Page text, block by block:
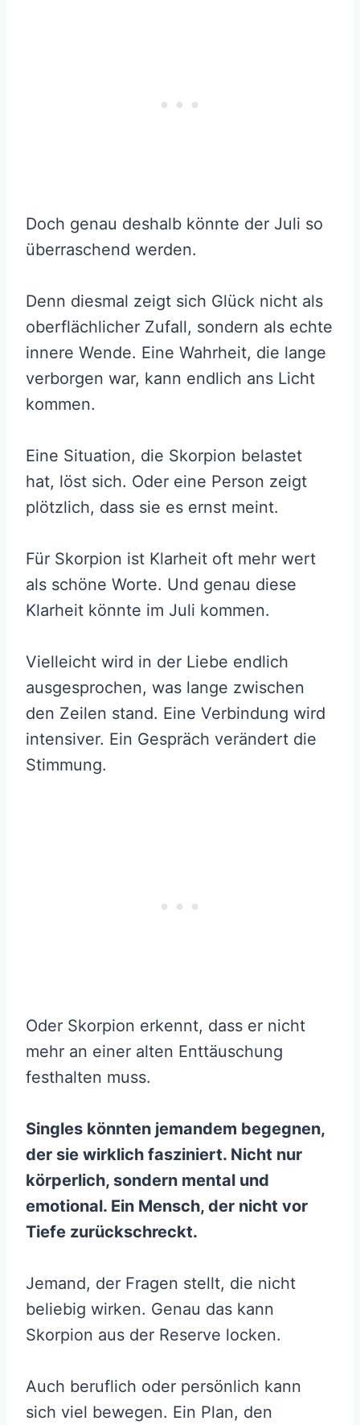
Doch genau deshalb könnte der Juli so
überraschend werden.
Denn diesmal zeigt sich Glück nicht als
oberflächlicher Zufall, sondern als echte
innere Wende. Eine Wahrheit, die lange
verborgen war, kann endlich ans Licht
kommen.
Eine Situation, die Skorpion belastet
hat, löst sich. Oder eine Person zeigt
plötzlich, dass sie es ernst meint.
Für Skorpion ist Klarheit oft mehr wert
als schöne Worte. Und genau diese
Klarheit könnte im Juli kommen.
Vielleicht wird in der Liebe endlich
ausgesprochen, was lange zwischen
den Zeilen stand. Eine Verbindung wird
intensiver. Ein Gespräch verändert die
Stimmung.
Oder Skorpion erkennt, dass er nicht
mehr an einer alten Enttäuschung
festhalten muss.
Singles könnten jemandem begegnen,
der sie wirklich fasziniert. Nicht nur
körperlich, sondern mental und
emotional. Ein Mensch, der nicht vor
Tiefe zurückschreckt.
Jemand, der Fragen stellt, die nicht
beliebig wirken. Genau das kann
Skorpion aus der Reserve locken.
Auch beruflich oder persönlich kann
sich viel bewegen. Ein Plan, den